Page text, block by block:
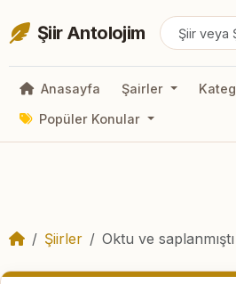
Şiir Antolojim
Anasayfa Şairler
Popüler Konular
Şiirler Oktu ve saplanmıştı